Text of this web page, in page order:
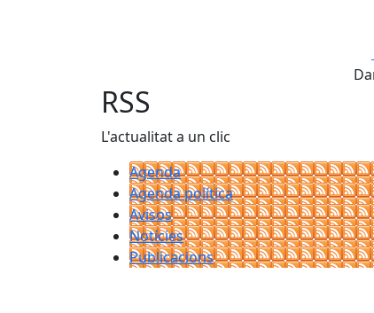
RSS
L'actualitat a un clic
Agenda
Agenda política
Avisos
Notícies
Publicacions